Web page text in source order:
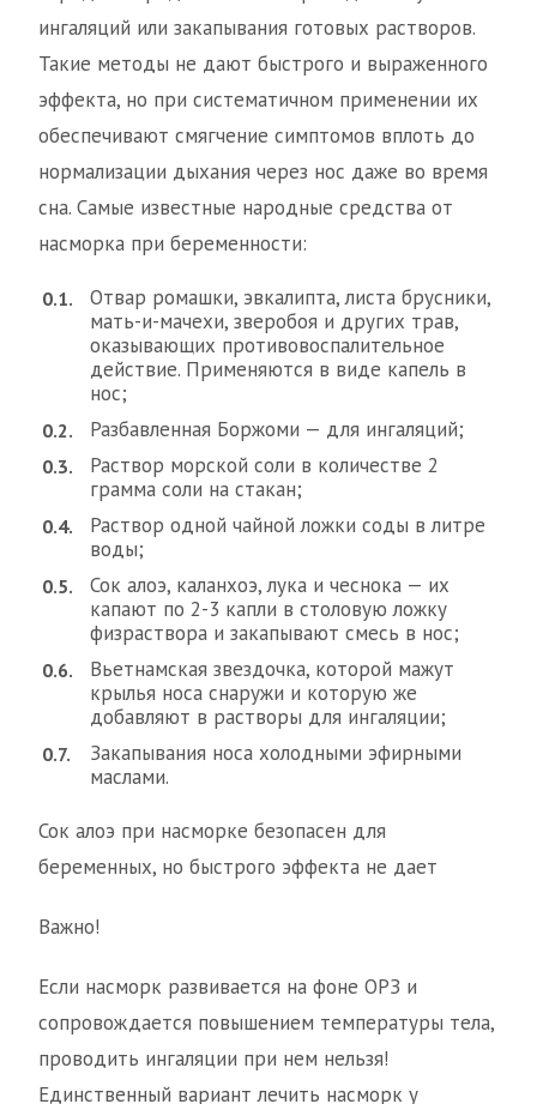
ингаляций или закапывания готовых растворов.
Такие методы не дают быстрого и выраженного
эффекта, но при систематичном применении их
обеспечивают смягчение симптомов вплоть до
нормализации дыхания через нос даже во время
сна. Самые известные народные средства от
насморка при беременности:
Отвар ромашки, эвкалипта, листа брусники,
мать-и-мачехи, зверобоя и других трав,
оказывающих противовоспалительное
действие. Применяются в виде капель в
нос;
Разбавленная Боржоми — для ингаляций;
Раствор морской соли в количестве 2
грамма соли на стакан;
Раствор одной чайной ложки соды в литре
воды;
Сок алоэ, каланхоэ, лука и чеснока — их
капают по 2-3 капли в столовую ложку
физраствора и закапывают смесь в нос;
Вьетнамская звездочка, которой мажут
крылья носа снаружи и которую же
добавляют в растворы для ингаляции;
Закапывания носа холодными эфирными
маслами.
Сок алоэ при насморке безопасен для
беременных, но быстрого эффекта не дает
Важно!
Если насморк развивается на фоне ОРЗ и
сопровождается повышением температуры тела,
проводить ингаляции при нем нельзя!
Единственный вариант лечить насморк у